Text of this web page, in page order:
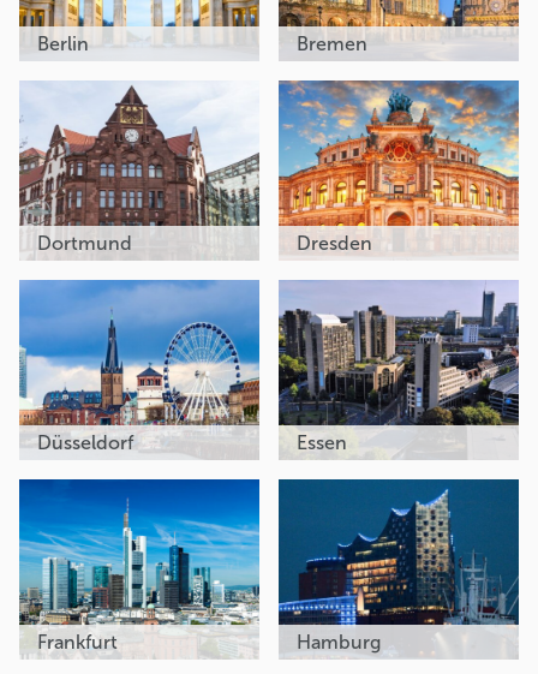
Berlin Bremen
Dortmund Dresden
Düsseldorf Essen
Frankfurt Hamburg